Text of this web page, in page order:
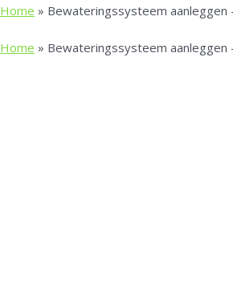
Home » Bewateringssysteem aanleggen
Home » Bewateringssysteem aanleggen